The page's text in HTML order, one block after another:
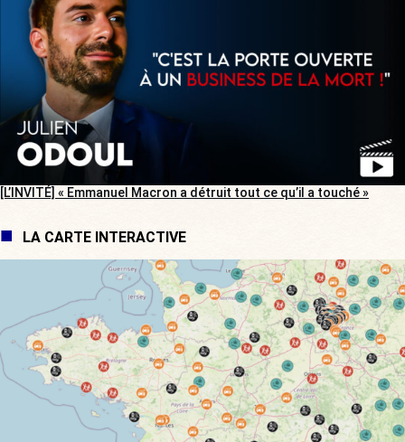
[L’INVITÉ] « Emmanuel Macron a détruit tout ce qu’il a touché »
LA CARTE INTERACTIVE